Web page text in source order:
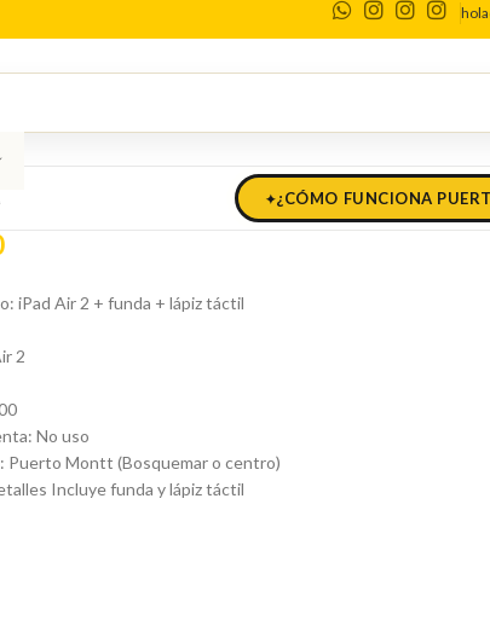
¿CÓMO FUNCIONA
Tablet iPad Air 2 + funda + lápiz táctil
2 + funda + lápiz
iPad Air 2 + funda + lápiz táctil
2
No uso
Puerto Montt (Bosquemar o centro)
Incluye funda y lápiz táctil